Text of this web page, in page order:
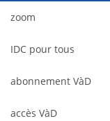
zoom
IDC pour tous
abonnement VàD
accès VàD